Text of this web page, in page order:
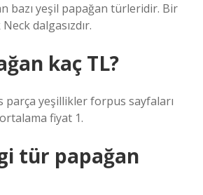
bazı yeşil papağan türleridir. Bir
dalgasızdır.
kaç TL?
parça yeşillikler forpus sayfaları
fiyat 1.
tür papağan